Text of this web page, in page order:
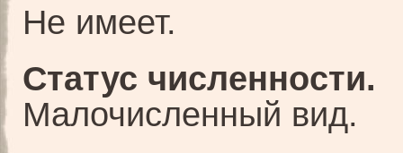
Не имеет.
Статус численности.
Малочисленный вид.